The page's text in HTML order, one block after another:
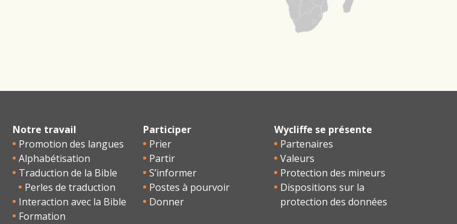
Notre travail
Promotion des langues
Alphabétisation
Traduction de la Bible
Perles de traduction
Interaction avec la Bible
Formation
Participer
Prier
Partir
S’informer
Postes à pourvoir
Donner
Wycliffe se présente
Partenaires
Valeurs
Protection des mineurs
Dispositions sur la
protection des données